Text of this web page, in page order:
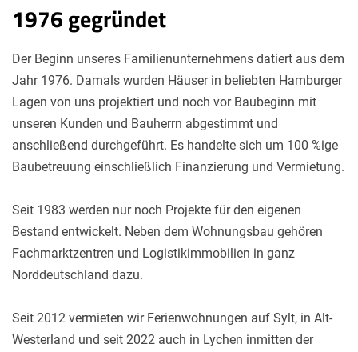
1976 gegründet
Der Beginn unseres Familienunternehmens datiert aus dem
Jahr 1976. Damals wurden Häuser in beliebten Hamburger
Lagen von uns projektiert und noch vor Baubeginn mit
unseren Kunden und Bauherrn abgestimmt und
anschließend durchgeführt. Es handelte sich um 100 %ige
Baubetreuung einschließlich Finanzierung und Vermietung.
Seit 1983 werden nur noch Projekte für den eigenen
Bestand entwickelt. Neben dem Wohnungsbau gehören
Fachmarktzentren und Logistikimmobilien in ganz
Norddeutschland dazu.
Seit 2012 vermieten wir Ferienwohnungen auf Sylt, in Alt-
Westerland und seit 2022 auch in Lychen inmitten der